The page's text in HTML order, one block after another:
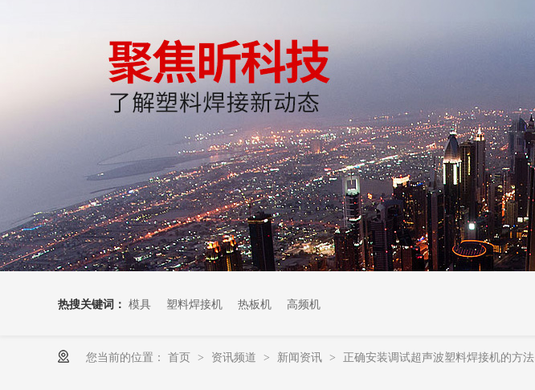
热搜关键词： 模具 塑料焊接机 热板机 高频机
您当前的位置： 首页 > 资讯频道 > 新闻资讯 > 正确安装调试超声波塑料焊接机的方法